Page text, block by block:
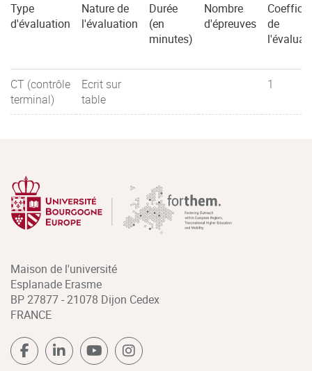
Type
d'évaluation
Nature de
l'évaluation
Durée
(en
minutes)
Nombre
d'épreuves
de
CT (contrôle
terminal)
Ecrit sur
table
1
Maison de l'université
Esplanade Erasme
BP 27877 - 21078 Dijon Cedex
FRANCE